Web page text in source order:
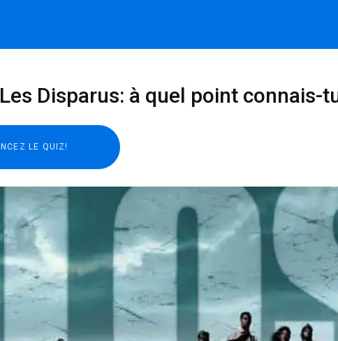
Disparus: à quel point connais-